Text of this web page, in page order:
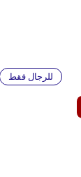
للرجال فقط